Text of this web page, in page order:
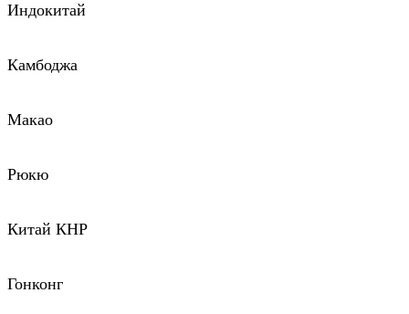
Индокитай
Камбоджа
Макао
Рюкю
Китай КНР
Гонконг